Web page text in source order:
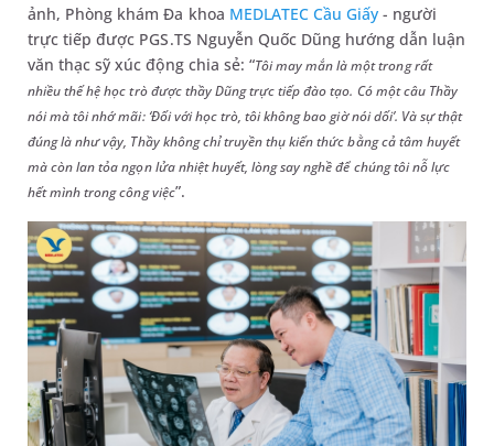
ảnh, Phòng khám Đa khoa MEDLATEC Cầu Giấy - người
trực tiếp được PGS.TS Nguyễn Quốc Dũng hướng dẫn luận
văn thạc sỹ xúc động chia sẻ: “Tôi may mắn là một trong rất
nhiều thế hệ học trò được thầy Dũng trực tiếp đào tạo. Có một câu Thầy
nói mà tôi nhớ mãi: ‘Đối với học trò, tôi không bao giờ nói dối’. Và sự thật
đúng là như vậy, Thầy không chỉ truyền thụ kiến thức bằng cả tâm huyết
mà còn lan tỏa ngọn lửa nhiệt huyết, lòng say nghề để chúng tôi nỗ lực
hết mình trong công việc”.